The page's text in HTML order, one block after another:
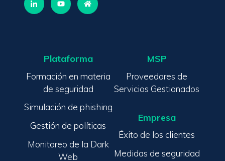
Plataforma
Formación en materia
de seguridad
Simulación de phishing
Gestión de políticas
Monitoreo de la Dark
Web
MSP
Proveedores de
Servicios Gestionados
Empresa
Éxito de los clientes
Medidas de seguridad